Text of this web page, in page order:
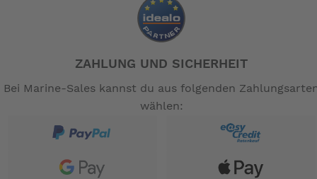
ZAHLUNG UND SICHERHEIT
Bei Marine-Sales kannst du aus folgenden
wählen: